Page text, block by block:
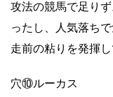
攻法の競馬で足り
ったし、人気落ち
走前の粘りを発揮し
穴⑩ルーカス